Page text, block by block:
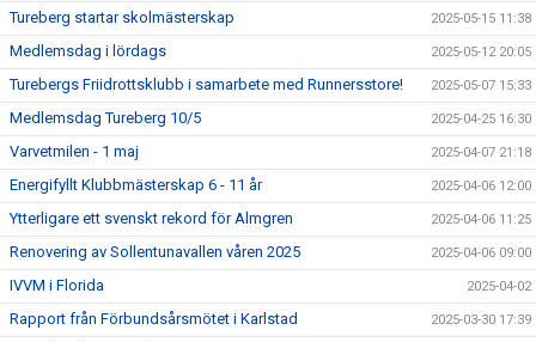
Tureberg startar skolmästerskap 2025-05-15 11:38
Medlemsdag i lördags 2025-05-12 20:05
Turebergs Friidrottsklubb i samarbete med Runnersstore! 2025-05-07 15:33
Medlemsdag Tureberg 10/5 2025-04-25 16:30
Varvetmilen - 1 maj 2025-04-07 21:18
Energifyllt Klubbmästerskap 6 - 11 år 2025-04-06 12:00
Ytterligare ett svenskt rekord för Almgren 2025-04-06 11:25
Renovering av Sollentunavallen våren 2025 2025-04-06 09:00
IVVM i Florida 2025-04-02
Rapport från Förbundsårsmötet i Karlstad 2025-03-30 17:39